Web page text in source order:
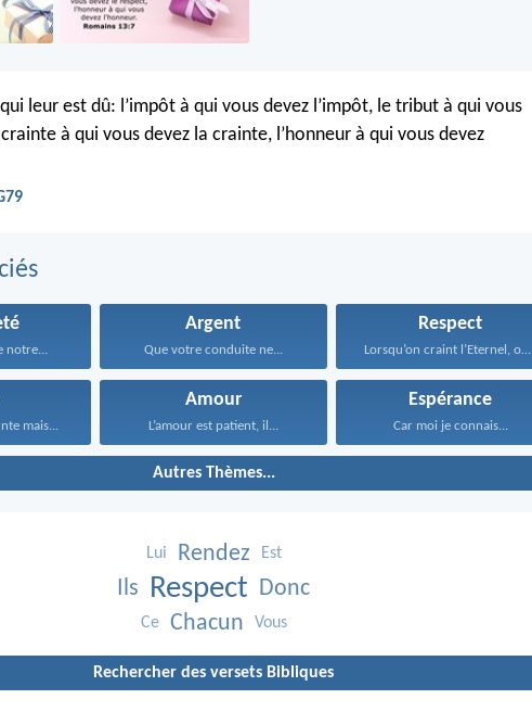
leur est dû: l’impôt à qui vous devez l’impôt, le tribut à qui vous
à qui vous devez la crainte, l’honneur à qui vous devez
notre...
Argent
Que votre conduite ne...
Respect
Lorsqu’on craint l’Eternel, on...
mais...
Amour
L’amour est patient, il...
Espérance
Car moi je connais...
Autres Thèmes...
Lui Rendez Est
Ils Respect Donc
Ce Chacun Vous
Rechercher des versets Bibliques